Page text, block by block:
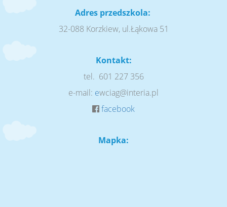
Adres przedszkola:
32-088 Korzkiew, ul.Łąkowa 51
Kontakt:
tel. 601 227 356
e-mail: ewciag@interia.pl
facebook
Mapka: